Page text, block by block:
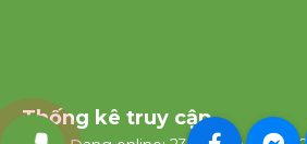
Thống kê truy cập